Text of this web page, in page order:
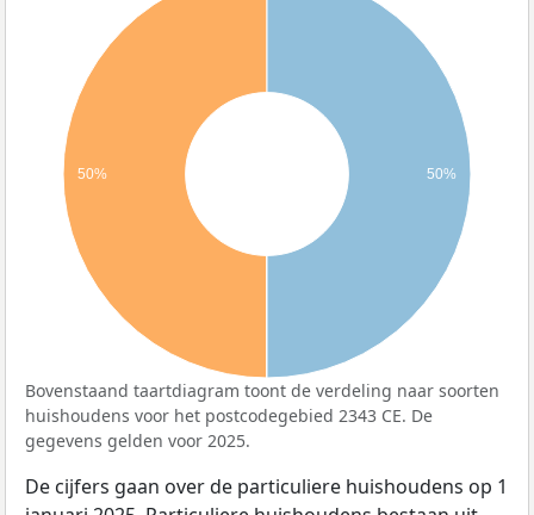
50% 50%
Bovenstaand taartdiagram toont de verdeling naar soorten
huishoudens voor het postcodegebied 2343 CE. De
gegevens gelden voor 2025.
De cijfers gaan over de particuliere huishoudens op 1